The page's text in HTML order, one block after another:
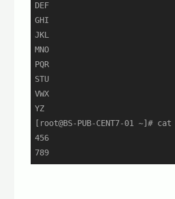
DEF
GHI
JKL
MNO
PQR
STU
VWX
YZ
[root@BS-PUB-CENT7-01
456
789